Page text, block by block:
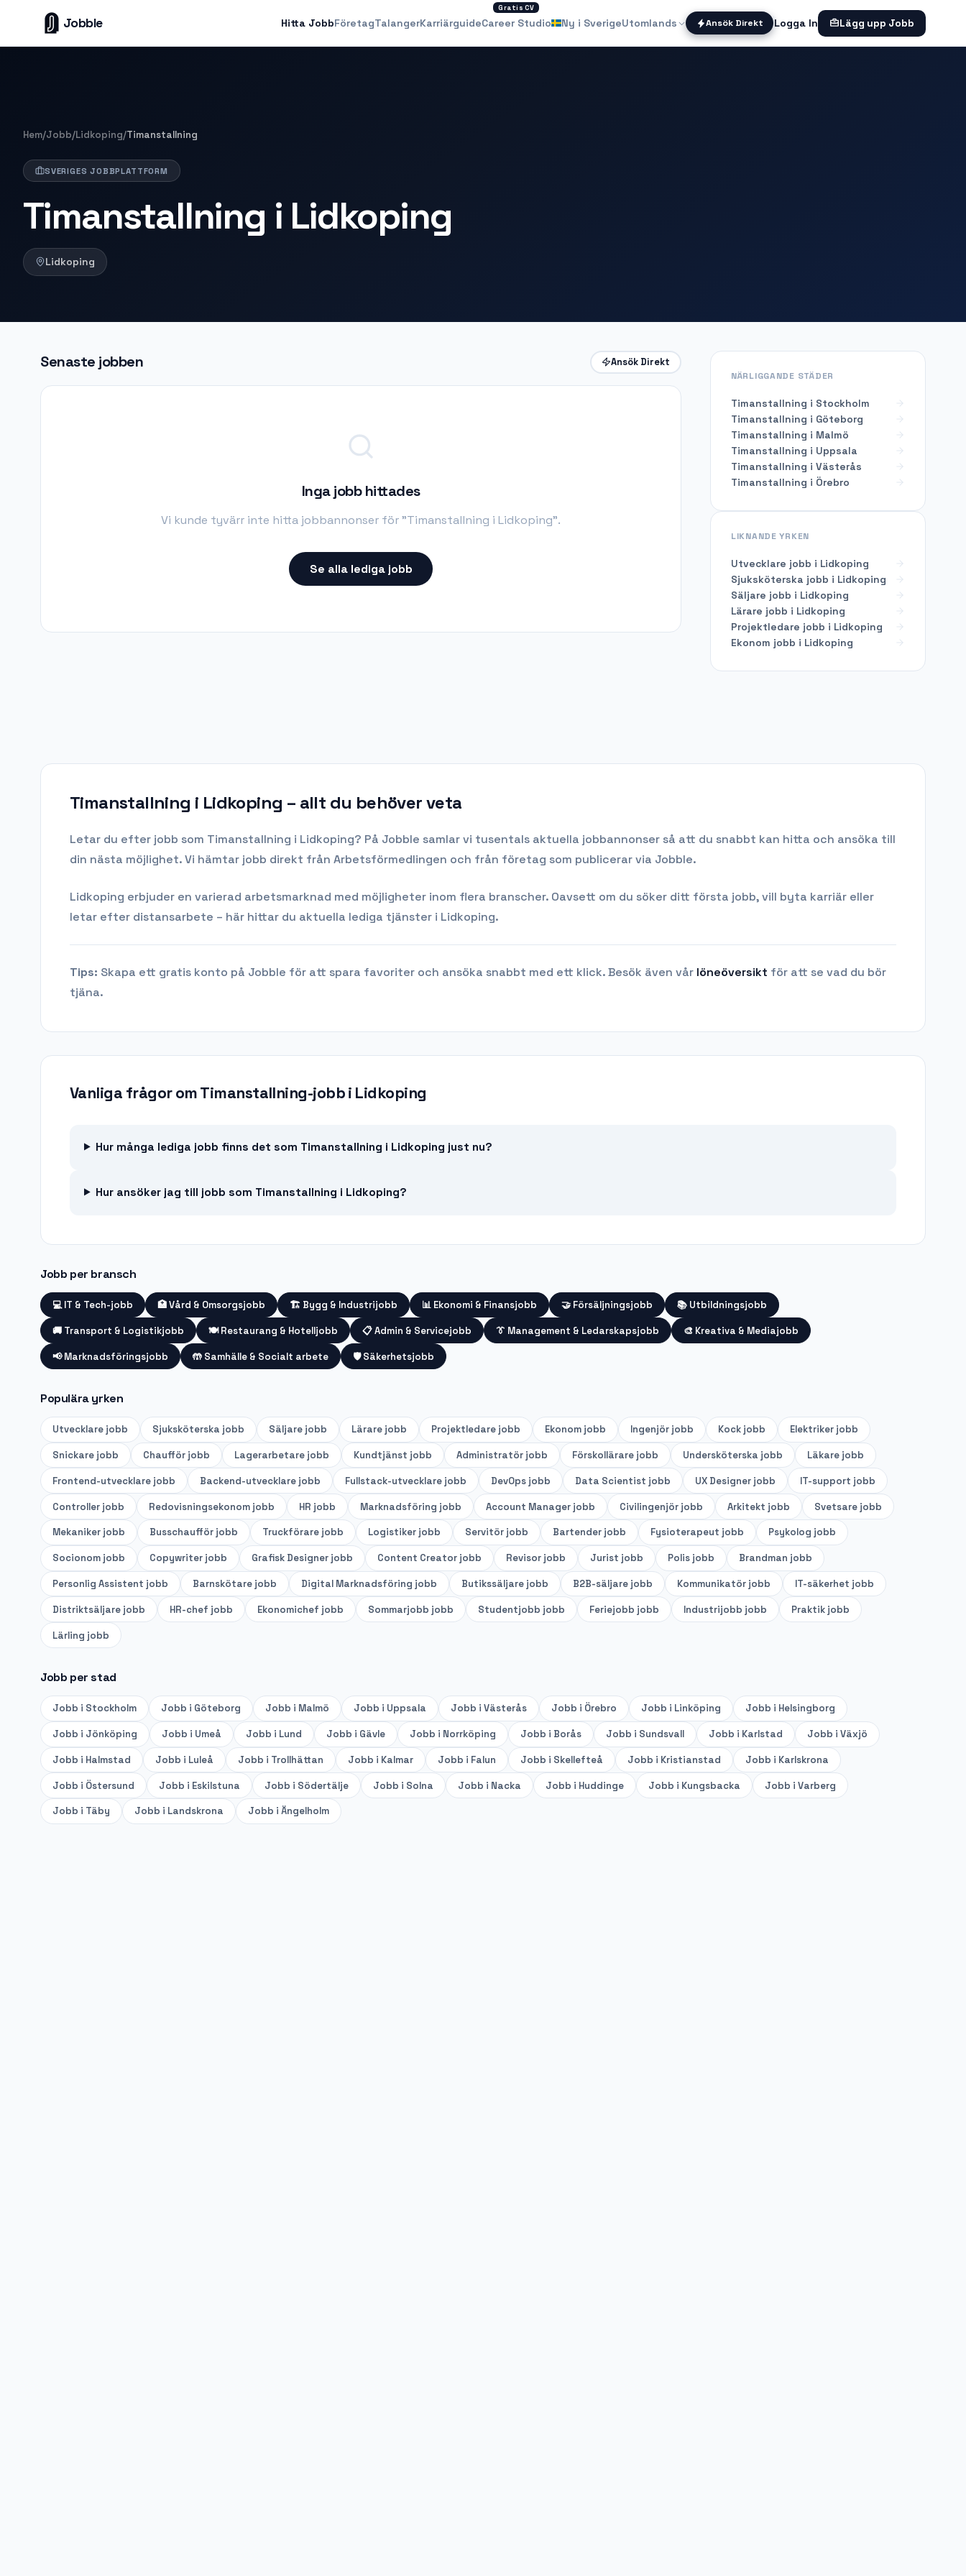
Jobble Hitta JobbFöretagTalangerKarriärguide
Gratis CV
Career Studio Ny i SverigeUtomlands Ansök Direkt Logga In Lägg upp Jobb
Hem/Jobb/Lidkoping/Timanstallning
SVERIGES JOBBPLATTFORM
Timanstallning i Lidkoping
Lidkoping
Senaste jobben Ansök Direkt
Inga jobb hittades
Vi kunde tyvärr inte hitta jobbannonser för "Timanstallning i Lidkoping".
Se alla lediga jobb
NÄRLIGGANDE STÄDER
Timanstallning i Stockholm
Timanstallning i Göteborg
Timanstallning i Malmö
Timanstallning i Uppsala
Timanstallning i Västerås
Timanstallning i Örebro
LIKNANDE YRKEN
Utvecklare jobb i Lidkoping
Sjuksköterska jobb i Lidkoping
Säljare jobb i Lidkoping
Lärare jobb i Lidkoping
Projektledare jobb i Lidkoping
Ekonom jobb i Lidkoping
Timanstallning i Lidkoping – allt du behöver veta
Letar du efter jobb som Timanstallning i Lidkoping? På Jobble samlar vi tusentals aktuella jobbannonser så att du snabbt kan hitta och ansöka till
din nästa möjlighet. Vi hämtar jobb direkt från Arbetsförmedlingen och från företag som publicerar via Jobble.
Lidkoping erbjuder en varierad arbetsmarknad med möjligheter inom flera branscher. Oavsett om du söker ditt första jobb, vill byta karriär eller
letar efter distansarbete – här hittar du aktuella lediga tjänster i Lidkoping.
Tips: Skapa ett gratis konto på Jobble för att spara favoriter och ansöka snabbt med ett klick. Besök även vår löneöversikt för att se vad du bör
tjäna.
Vanliga frågor omTimanstallning-jobbi Lidkoping
Hur många lediga jobb finns det som Timanstallning i Lidkoping just nu?
Hur ansöker jag till jobb som Timanstallning i Lidkoping?
Jobb per bransch
💻 IT & Tech-jobb 🏥Vård & Omsorgsjobb 🏗️ Bygg & Industrijobb 📊 Ekonomi & Finansjobb 🤝 Försäljningsjobb 📚 Utbildningsjobb
🚚 Transport & Logistikjobb 🍽️ Restaurang & Hotelljobb 📋Admin & Servicejobb 👔 Management & Ledarskapsjobb 🎨 Kreativa & Mediajobb
📢 Marknadsföringsjobb 🤲 Samhälle & Socialt arbete 🛡️ Säkerhetsjobb
Populära yrken
Utvecklare jobb Sjuksköterska jobb Säljare jobb Lärare jobb Projektledare jobb Ekonom jobb Ingenjör jobb Kock jobb Elektriker jobb
Snickare jobb Chaufför jobb Lagerarbetare jobb Kundtjänst jobb Administratör jobb Förskollärare jobb Undersköterska jobb Läkare jobb
Frontend-utvecklare jobb Backend-utvecklare jobb Fullstack-utvecklare jobb DevOps jobb Data Scientist jobb UX Designer jobb IT-support jobb
Controller jobb Redovisningsekonom jobb HR jobb Marknadsföring jobb Account Manager jobb Civilingenjör jobb Arkitekt jobb Svetsare jobb
Mekaniker jobb Busschaufför jobb Truckförare jobb Logistiker jobb Servitör jobb Bartender jobb Fysioterapeut jobb Psykolog jobb
Socionom jobb Copywriter jobb Grafisk Designer jobb Content Creator jobb Revisor jobb Jurist jobb Polis jobb Brandman jobb
Personlig Assistent jobb Barnskötare jobb Digital Marknadsföring jobb Butikssäljare jobb B2B-säljare jobb Kommunikatör jobb IT-säkerhet jobb
Distriktsäljare jobb HR-chef jobb Ekonomichef jobb Sommarjobb jobb Studentjobb jobb Feriejobb jobb Industrijobb jobb Praktik jobb
Lärling jobb
Jobb per stad
Jobb i Stockholm Jobb i Göteborg Jobb i Malmö Jobb i Uppsala Jobb i Västerås Jobb i Örebro Jobb i Linköping Jobb i Helsingborg
Jobb i Jönköping Jobb i Umeå Jobb i Lund Jobb i Gävle Jobb i Norrköping Jobb i Borås Jobb i Sundsvall Jobb i Karlstad Jobb i Växjö
Jobb i Halmstad Jobb i Luleå Jobb i Trollhättan Jobb i Kalmar Jobb i Falun Jobb i Skellefteå Jobb i Kristianstad Jobb i Karlskrona
Jobb i Östersund Jobb i Eskilstuna Jobb i Södertälje Jobb i Solna Jobb i Nacka Jobb i Huddinge Jobb i Kungsbacka Jobb i Varberg
Jobb i Täby Jobb i Landskrona Jobb i Ängelholm